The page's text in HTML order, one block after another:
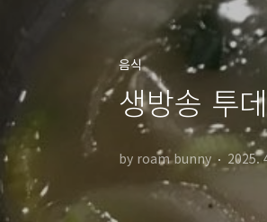
음식
생방송 투
by roam bunny 2025.